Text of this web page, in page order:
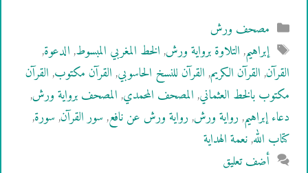
التصنيفات
مصحف ورش
الوسوم
إبراهيم,التلاوة برواية ورش,الخط المغربي المبسوط,الدعوة,
القرآن,القرآن الكريم,القرآن للنسخ الحاسوبي,القرآن مكتوب,القرآن
مكتوب بالخط العثماني,المصحف المحمدي,المصحف برواية ورش,
دعاء إبراهيم,رواية ورش,رواية ورش عن نافع,سور القرآن,سورة,
كتاب الله,نعمة الهداية
أضف تعليق